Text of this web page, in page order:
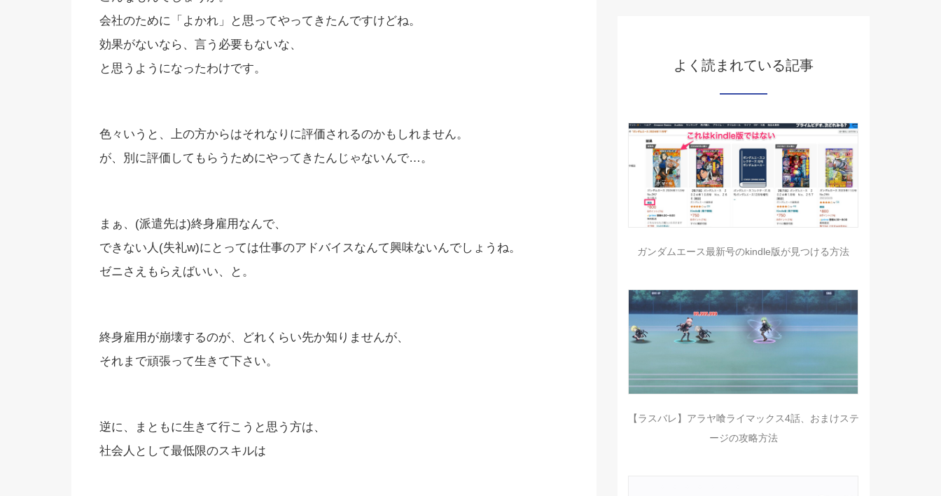
会社のために「よかれ」と思ってやってきたんですけどね。
効果がないなら、言う必要もないな、
と思うようになったわけです。
色々いうと、上の方からはそれなりに評価されるのかもしれません。
が、別に評価してもらうためにやってきたんじゃないんで…。
まぁ、(派遣先は)終身雇用なんで、
できない人(失礼w)にとっては仕事のアドバイスなんて興味ないんでしょうね。
ゼニさえもらえばいい、と。
終身雇用が崩壊するのが、どれくらい先か知りませんが、
それまで頑張って生きて下さい。
逆に、まともに生きて行こうと思う方は、
社会人として最低限のスキルは
よく読まれている記事
ガンダムエース最新号のkindle版が見つける方法
【ラスバレ】アラヤ喰ライマックス4話、おまけステ
ージの攻略方法